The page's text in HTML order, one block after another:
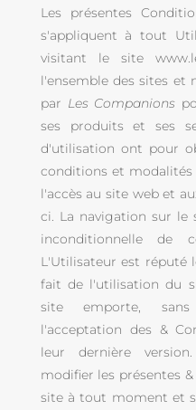
Les présentes
s'appliquent à tout
visitant le site
l'ensemble des sites et
par Les Companions
ses produits et ses
d'utilisation ont pour
conditions et modalités
l'accès au site web et
ci. La navigation sur le
inconditionnelle de
L'Utilisateur est réputé
fait de l'utilisation du
site emporte,
l'acceptation des &
leur dernière
modifier les présentes
site à tout moment et